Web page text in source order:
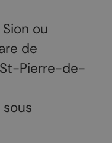
ou
de
Pierre-de-